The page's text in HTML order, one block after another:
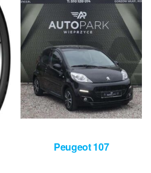
Peugeot 107